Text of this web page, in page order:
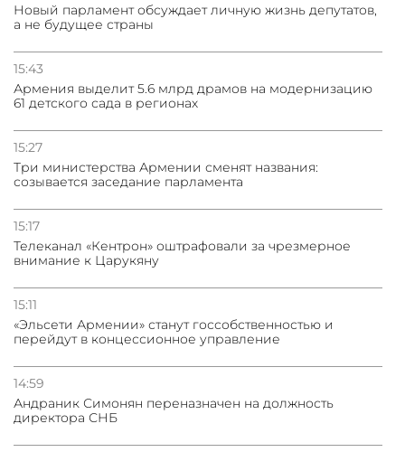
Новый парламент обсуждает личную жизнь депутатов,
а не будущее страны
15:43
Армения выделит 5.6 млрд драмов на модернизацию
61 детского сада в регионах
15:27
Три министерства Армении сменят названия:
созывается заседание парламента
15:17
Телеканал «Кентрон» оштрафовали за чрезмерное
внимание к Царукяну
15:11
«Эльсети Армении» станут госсобственностью и
перейдут в концессионное управление
14:59
Андраник Симонян переназначен на должность
директора СНБ